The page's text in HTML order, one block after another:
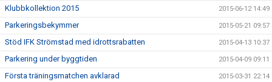
Klubbkollektion 2015 2015-06-12 14:49
Parkeringsbekymmer 2015-05-21 09:57
Stöd IFK Strömstad med idrottsrabatten 2015-04-13 10:37
Parkering under byggtiden 2015-04-09 09:11
Första träningsmatchen avklarad 2015-03-31 22:14